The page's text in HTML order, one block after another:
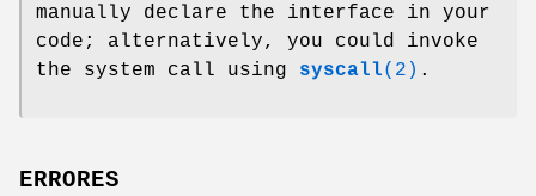
manually declare the interface in your
code; alternatively, you could invoke
the system call using syscall(2) .
ERRORES